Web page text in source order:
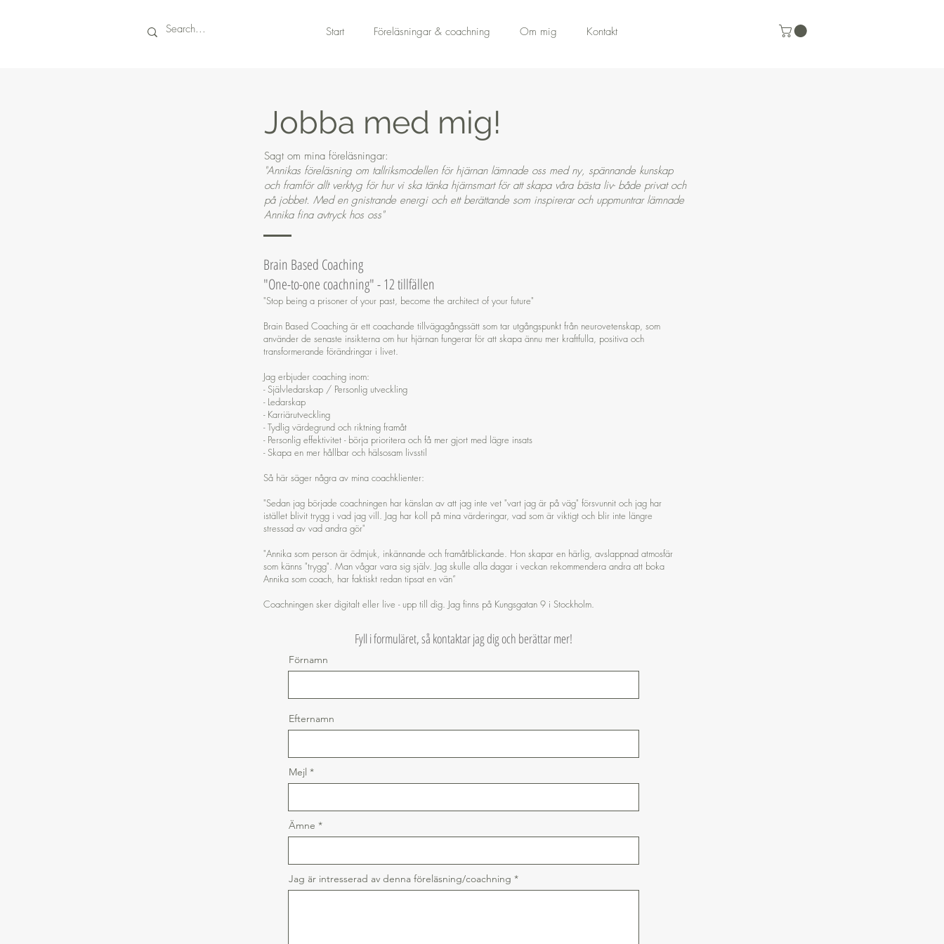
Start Föreläsningar & coachning Om mig Kontakt
Jobba med mig!
Sagt om mina föreläsningar:​
"Annikas föreläsning om tallriksmodellen för hjärnan lämnade oss med ny, spännande kunskap
och framför allt verktyg för hur vi ska tänka hjärnsmart för att skapa våra bästa liv- både privat och
på jobbet. Med en gnistrande energi och ett berättande som inspirerar och uppmuntrar lämnade
Annika fina avtryck hos oss"
Brain Based Coaching
"One-to-one coachning" - 12 tillfällen
"Stop being a prisoner of your past, become the architect of your future"
Brain Based Coaching är ett coachande tillvägagångssätt som tar utgångspunkt från neurovetenskap, som
använder de senaste insikterna om hur hjärnan fungerar för att skapa ännu mer kraftfulla, positiva och
transformerande förändringar i livet.
Jag erbjuder coaching inom:
- Självledarskap / Personlig utveckling
- Ledarskap
- Karriärutveckling
- Tydlig värdegrund och riktning framåt
- Personlig effektivitet - börja prioritera och få mer gjort med lägre insats
- Skapa en mer hållbar och hälsosam livsstil
Så här säger några av mina coachklienter:
"Sedan jag började coachningen har känslan av att jag inte vet "vart jag är på väg" försvunnit och jag har
istället blivit trygg i vad jag vill. Jag har koll på mina värderingar, vad som är viktigt och blir inte längre
stressad av vad andra gör"
"Annika som person är ödmjuk, inkännande och framåtblickande. Hon skapar en härlig, avslappnad atmosfär
som känns "trygg". Man vågar vara sig själv. Jag skulle alla dagar i veckan rekommendera andra att boka
Annika som coach, har faktiskt redan tipsat en vän”
Coachningen sker digitalt eller live - upp till dig. Jag finns på Kungsgatan 9 i Stockholm.
Fyll i formuläret, så kontaktar jag dig och berättar mer!
Förnamn
Efternamn
Mejl
Ämne
Jag är intresserad av denna föreläsning/coachning